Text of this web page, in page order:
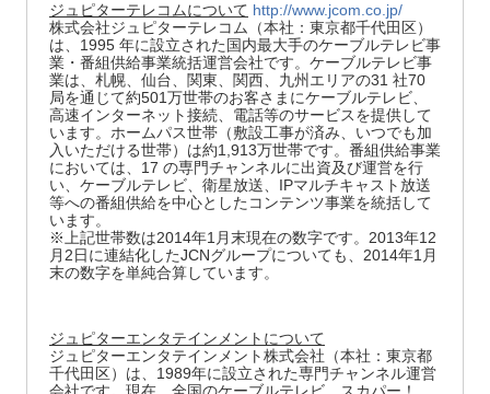
ジュピターテレコムについて http://www.jcom.co.jp/
株式会社ジュピターテレコム（本社：東京都千代田区）
は、1995 年に設立された国内最大手のケーブルテレビ事
業・番組供給事業統括運営会社です。ケーブルテレビ事
業は、札幌、仙台、関東、関西、九州エリアの31 社70
局を通じて約501万世帯のお客さまにケーブルテレビ、
高速インターネット接続、電話等のサービスを提供して
います。ホームパス世帯（敷設工事が済み、いつでも加
入いただける世帯）は約1,913万世帯です。番組供給事業
においては、17 の専門チャンネルに出資及び運営を行
い、ケーブルテレビ、衛星放送、IPマルチキャスト放送
等への番組供給を中心としたコンテンツ事業を統括して
います。
※上記世帯数は2014年1月末現在の数字です。2013年12
月2日に連結化したJCNグループについても、2014年1月
末の数字を単純合算しています。
ジュピターエンタテインメントについて
ジュピターエンタテインメント株式会社（本社：東京都
千代田区）は、1989年に設立された専門チャンネル運営